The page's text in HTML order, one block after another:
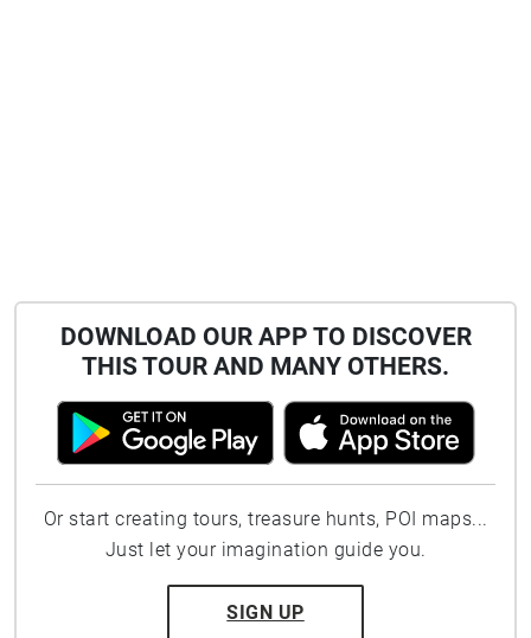
DOWNLOAD OUR APP TO DISCOVER
THIS TOUR AND MANY OTHERS.
Or start creating tours, treasure hunts, POI maps...
Just let your imagination guide you.
SIGN UP